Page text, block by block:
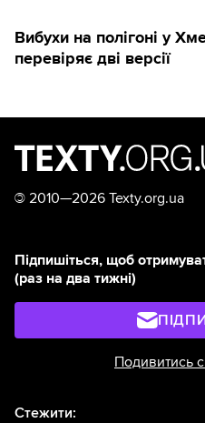
Вибухи на полігоні у
перевіряє дві версії
© 2010—2026 Texty.org.ua
Підпишіться, щоб
(раз на два тижні)
Подивитись
Стежити: